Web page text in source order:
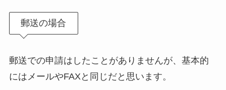
郵送の場合
郵送での申請はしたことがありませんが、基本的
にはメールやFAXと同じだと思います。